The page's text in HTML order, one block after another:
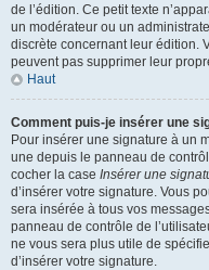
de l’édition. Ce petit texte
un modérateur ou un
discrète concernant leur édition.
peuvent pas supprimer leur
Haut
Comment puis-je insérer une
Pour insérer une signature à un
une depuis le panneau de
cocher la case Insérer une
d’insérer votre signature. Vous
sera insérée à tous vos
panneau de contrôle de
ne vous sera plus utile de
d’insérer votre signature.